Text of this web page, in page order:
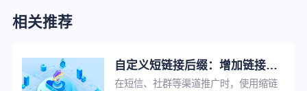
相关推荐
自定义短链接后缀：增加链接辨识度与可信度，提升推广转化
在短信、社群等渠道推广时，使用缩链